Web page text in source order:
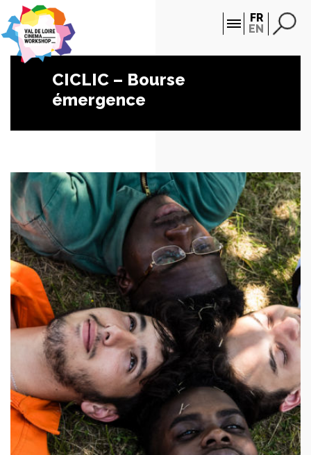
FR
EN
CICLIC – Bourse
émergence
Panneau de gestion des cookies